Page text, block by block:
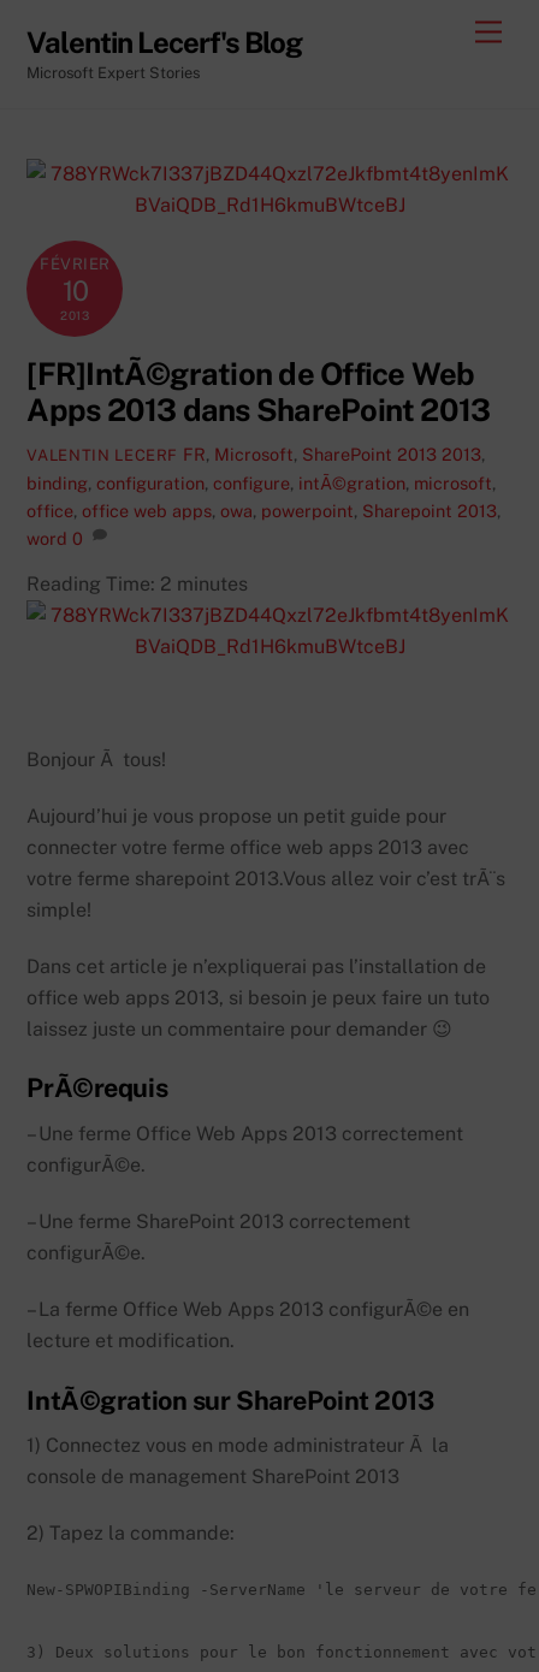
content
Valentin Lecerf's Blog
Microsoft Expert Stories
FÉVRIER
10
2013
[FR]IntÃ©gration de Office Web
Apps 2013 dans SharePoint 2013
VALENTIN LECERF FR, Microsoft, SharePoint 2013 2013,
binding, configuration, configure, intÃ©gration, microsoft,
office, office web apps, owa, powerpoint, Sharepoint 2013,
word 0
Reading Time: 2 minutes
Bonjour Ã tous!
Aujourd’hui je vous propose un petit guide pour
connecter votre ferme office web apps 2013 avec
votre ferme sharepoint 2013.Vous allez voir c’est trÃ¨s
simple!
Dans cet article je n’expliquerai pas l’installation de
office web apps 2013, si besoin je peux faire un tuto
laissez juste un commentaire pour demander 😉
PrÃ©requis
– Une ferme Office Web Apps 2013 correctement
configurÃ©e.
– Une ferme SharePoint 2013 correctement
configurÃ©e.
– La ferme Office Web Apps 2013 configurÃ©e en
lecture et modification.
IntÃ©gration sur SharePoint 2013
1) Connectez vous en mode administrateur Ã la
console de management SharePoint 2013
2) Tapez la commande:
New-SPWOPIBinding -ServerName 'le serveur de votre
3) Deux solutions pour le bon fonctionnement avec